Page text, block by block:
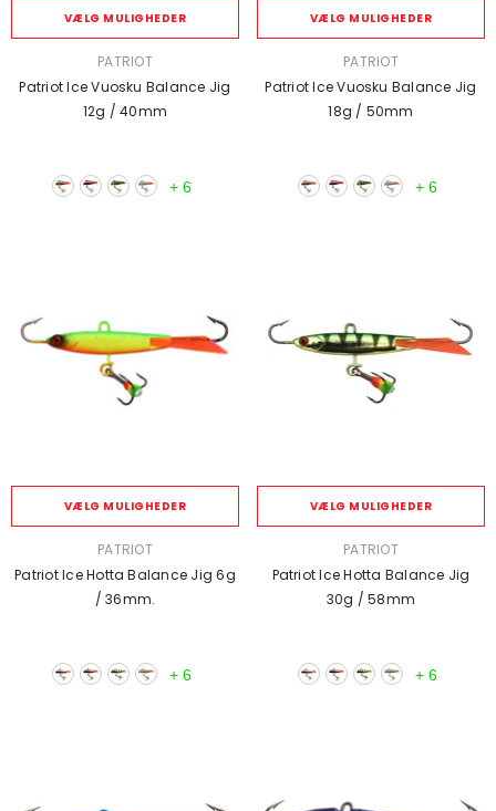
VÆLG MULIGHEDER
PATRIOT
Patriot Ice Vuosku Balance Jig
12g / 40mm
+ 6
VÆLG MULIGHEDER
PATRIOT
Patriot Ice Vuosku Balance Jig
18g / 50mm
+ 6
VÆLG MULIGHEDER
PATRIOT
Patriot Ice Hotta Balance Jig 6g
/ 36mm.
+ 6
VÆLG MULIGHEDER
PATRIOT
Patriot Ice Hotta Balance Jig
30g / 58mm
+ 6